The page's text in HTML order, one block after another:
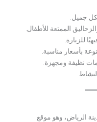
جميل.
الممتعة للأطفال.
للزيارة.
بأسعار مناسبة.
نظيفة ومجهزة.
الرياض، وهو موقع